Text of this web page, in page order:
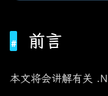
前言
本文将会讲解有关